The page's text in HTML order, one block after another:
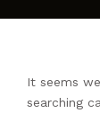
It seems
searching